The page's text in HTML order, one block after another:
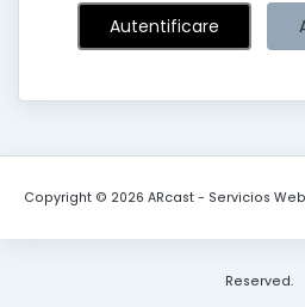
Copyright © 2026 ARcast - Servicios
Reserved.